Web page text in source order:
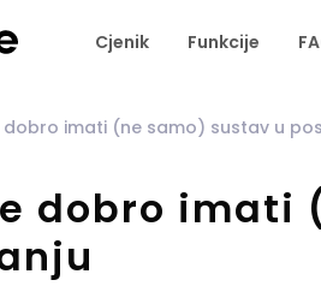
Cjenik Funkcije
dobro imati (ne samo) sustav u
dobro imati